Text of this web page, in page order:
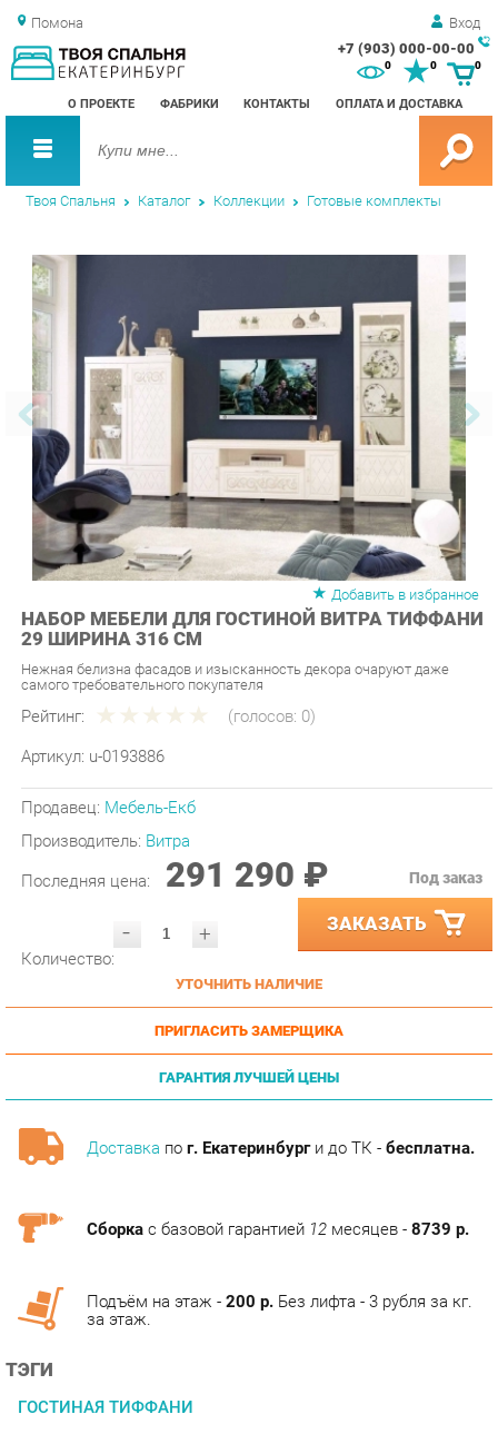
Помона Вход
+7 (903) 000-00-00
О ПРОЕКТЕ ФАБРИКИ КОНТАКТЫ ОПЛАТА И ДОСТАВКА
0 0
Твоя Спальня Каталог Коллекции Готовые комплекты
Добавить в избранное
НАБОР МЕБЕЛИ ДЛЯ ГОСТИНОЙ ВИТРА ТИФФАНИ
29 ШИРИНА 316 СМ
Нежная белизна фасадов и изысканность декора очаруют даже
Рейтинг: (голосов:
Артикул: u-0193886
Производитель:Витра
Последняя цена: 291 290 ₽
- ЗАКАЗАТЬ
УТОЧНИТЬ НАЛИЧИЕ
ПРИГЛАСИТЬ ЗАМЕРЩИКА
ГАРАНТИЯ ЛУЧШЕЙ ЦЕНЫ
Доставкапог. Екатеринбурги до ТК -бесплатна.
ТЭГИ